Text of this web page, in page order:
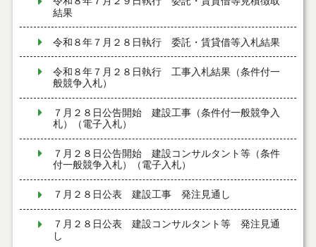
結果
令和８年７月２８日執行 委託・賃貸借等入札結果
令和８年７月２８日執行 工事入札結果（条件付一
般競争入札）
７月２８日公告開始 建設工事（条件付一般競争入
札）（電子入札）
７月２８日公告開始 建設コンサルタント等（条件
付一般競争入札）（電子入札）
７月２８日公表 建設工事 発注見通し
７月２８日公表 建設コンサルタント等 発注見通
し